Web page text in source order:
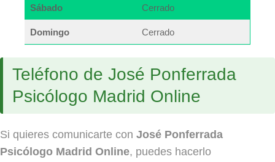
Sábado Cerrado
Domingo Cerrado
Teléfono de José Ponferrada
Psicólogo Madrid Online
Si quieres comunicarte con José Ponferrada
Psicólogo Madrid Online, puedes hacerlo